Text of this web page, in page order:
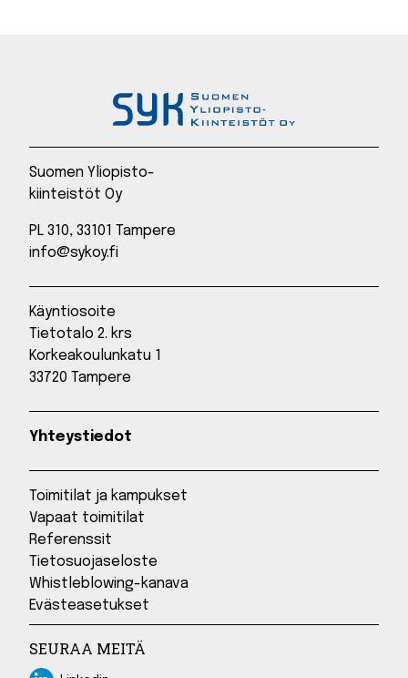
Suomen Yliopisto-
kiinteistöt Oy
PL 310, 33101 Tampere
info@sykoy.fi
Käyntiosoite
Tietotalo 2. krs
Korkeakoulunkatu 1
33720 Tampere
Yhteystiedot
Toimitilat ja kampukset
Vapaat toimitilat
Referenssit
Tietosuojaseloste
Whistleblowing-kanava
Evästeasetukset
SEURAA MEITÄ